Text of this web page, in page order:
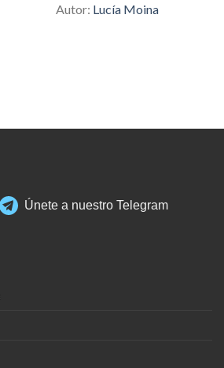
Autor: Lucía Moina
Únete a nuestro Telegram